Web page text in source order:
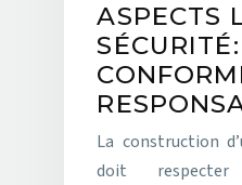
ASPECTS
SÉCURITÉ:
La construction
doit